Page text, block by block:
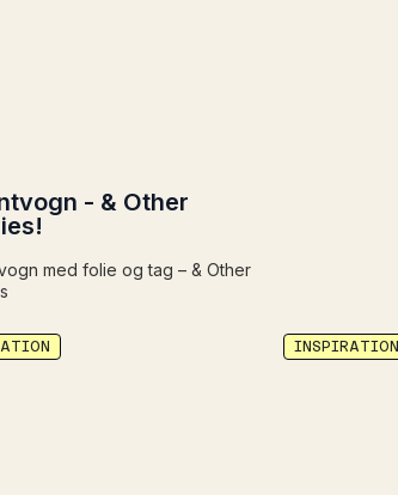
- & Other
med folie og tag – & Other
INSPIRATION